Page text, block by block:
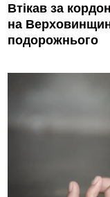
Втікав за
на
подорожнього